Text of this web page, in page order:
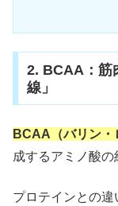
2. BCAA：筋
線」
BCAA（バリン・
成するアミノ酸の
プロテインとの違